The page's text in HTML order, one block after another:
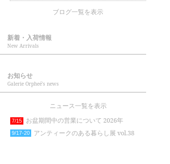
ブログ一覧を表示
新着・入荷情報
New Arrivals
お知らせ
Galerie Orpheé's news
ニュース一覧を表示
7/15 お盆期間中の営業について 2026年
9/17-20 アンティークのある暮らし展 vol.38